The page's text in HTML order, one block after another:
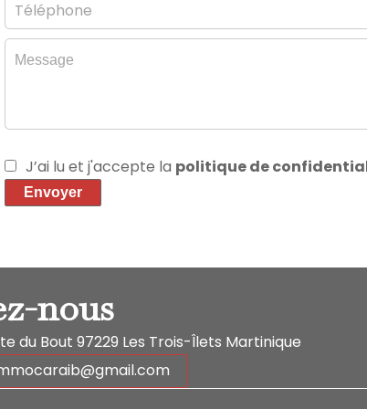
J’ai lu et j'accepte la politique de
Envoyer
nous
du Bout 97229 Les Trois-Îlets Martinique